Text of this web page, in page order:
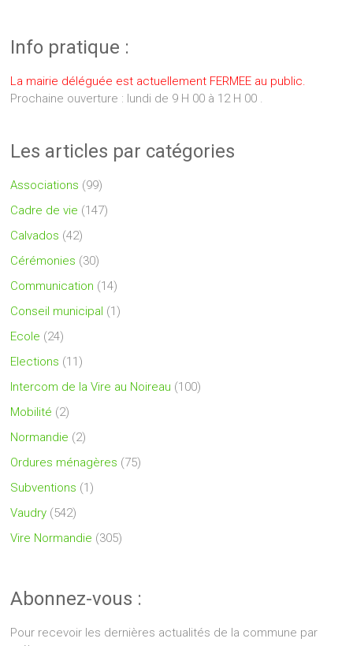
Info pratique :
La mairie déléguée est actuellement FERMEE au public.
Prochaine ouverture : lundi de 9 H 00 à 12 H 00 .
Les articles par catégories
Associations (99)
Cadre de vie (147)
Calvados (42)
Cérémonies (30)
Communication (14)
Conseil municipal (1)
Ecole (24)
Elections (11)
Intercom de la Vire au Noireau (100)
Mobilité (2)
Normandie (2)
Ordures ménagères (75)
Subventions (1)
Vaudry (542)
Vire Normandie (305)
Abonnez-vous :
Pour recevoir les dernières actualités de la commune par